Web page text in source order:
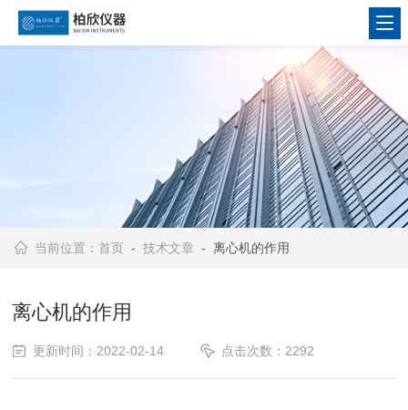
当前位置：首页 -技术文章 - 离心机的作用
离心机的作用
更新时间：2022-02-14 点击次数：2292